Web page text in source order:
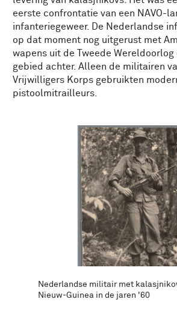
eerste confrontatie van een NAVO-
infanteriegeweer. De Nederlandse
op dat moment nog uitgerust met
wapens uit de Tweede
gebied achter. Alleen de militairen
Vrijwilligers Korps gebruikten
pistoolmitrailleurs.
Nederlandse militair met
Nieuw-Guinea in de jaren '60